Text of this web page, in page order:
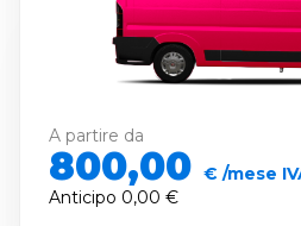
A partire da
800,00 € /mese
Anticipo 0,00 €